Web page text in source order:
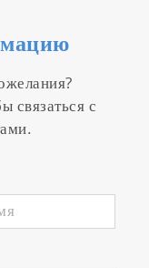
связаться с